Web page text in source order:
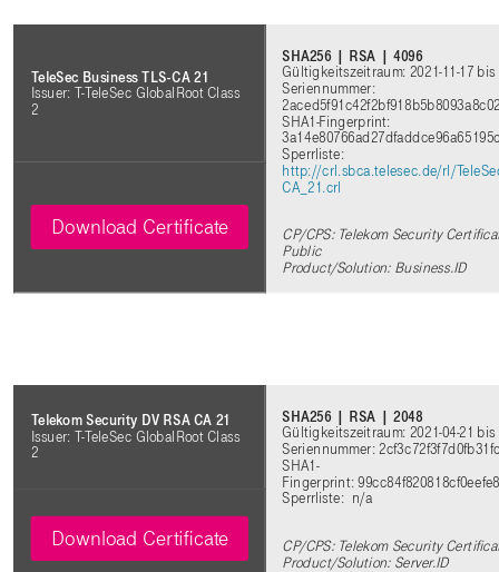
TeleSec Business TLS-CA 21
Issuer: T-TeleSec GlobalRoot Class
2
SHA256 | RSA | 4096
Gültigkeitszeitraum: 2021-11-17 bis
Seriennummer:
SHA1-Fingerprint:
Sperrliste:
http://crl.sbca.telesec.de/rl/
CA_21.crl
CP/CPS: Telekom Security
Public
Product/Solution: Business.ID
Download Certificate
Telekom Security DV RSA CA 21
Issuer: T-TeleSec GlobalRoot Class
2
SHA256 | RSA | 2048
Gültigkeitszeitraum: 2021-04-21 bis
Seriennummer:
SHA1-
Fingerprint:
Sperrliste: n/a
CP/CPS: Telekom Security
Product/Solution: Server.ID
Download Certificate